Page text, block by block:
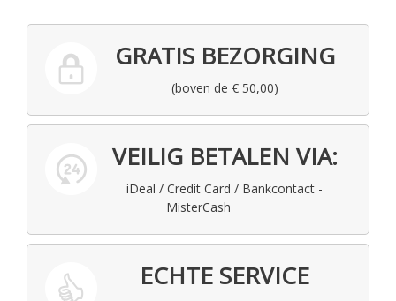
GRATIS BEZORGING
(boven de € 50,00)
VEILIG BETALEN VIA:
iDeal / Credit Card / Bankcontact -
MisterCash
ECHTE SERVICE